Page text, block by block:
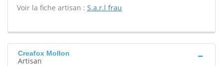
Voir la fiche artisan : S.a.r.l frau
Creafox Mollon
Artisan